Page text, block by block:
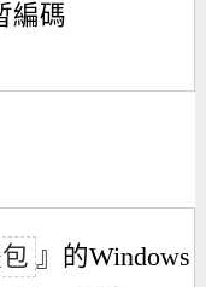
編碼
』的Windows